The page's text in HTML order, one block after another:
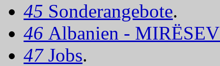
45 Sonderangebote.
46 Albanien -
47 Jobs.